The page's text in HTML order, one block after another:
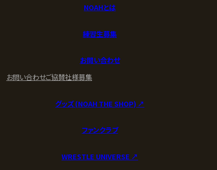
NOAHとは
練習生募集
お問い合わせ
お問い合わせご協賛社様募集
グッズ (NOAH THE SHOP) ↗︎
ファンクラブ
WRESTLE UNIVERSE ↗︎